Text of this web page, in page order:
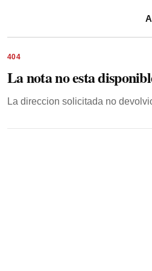
404
La nota no esta
La direccion solicitada no